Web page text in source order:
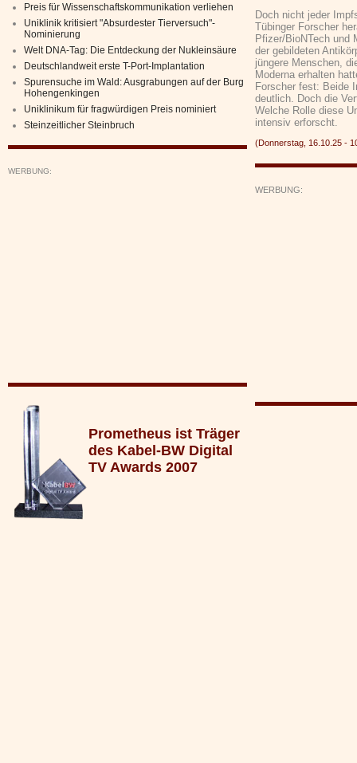
Preis für Wissenschaftskommunikation verliehen
Uniklinik kritisiert "Absurdester Tierversuch"-
Nominierung
Welt DNA-Tag: Die Entdeckung der Nukleinsäure
Deutschlandweit erste T-Port-Implantation
Spurensuche im Wald: Ausgrabungen auf der Burg
Hohengenkingen
Uniklinikum für fragwürdigen Preis nominiert
Steinzeitlicher Steinbruch
WERBUNG:
Prometheus ist Träger
des Kabel-BW Digital
TV Awards 2007
Doch nicht jeder
Tübinger Forscher
Pfizer/BioNTech und
der gebildeten
jüngere Menschen,
Moderna erhalten
Forscher fest: Beide
deutlich. Doch die
Welche Rolle diese
intensiv erforscht.
(Donnerstag, 16.10.25 -
WERBUNG: